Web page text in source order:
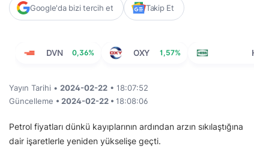
Google'da bizi tercih et Takip Et
DVN 0,36% OXY 1,57% HES
Yayın Tarihi • 2024-02-22 • 18:07:52
Güncelleme • 2024-02-22 • 18:08:06
Petrol fiyatları dünkü kayıplarının ardından arzın sıkılaştığına
dair işaretlerle yeniden yükselişe geçti.